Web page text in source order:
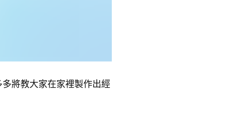
將教大家在家裡製作出經